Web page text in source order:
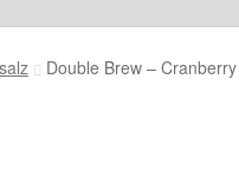
Double Brew –